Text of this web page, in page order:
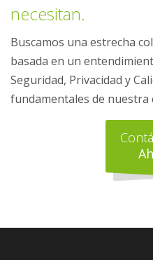
necesitan.
Buscamos una estrecha
basada en un
Seguridad, Privacidad y
fundamentales de nuestra